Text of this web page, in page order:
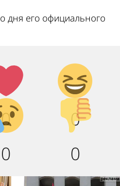
дня его официального
0
Дикий
смех!
0
:
0
Палец
вниз!
0